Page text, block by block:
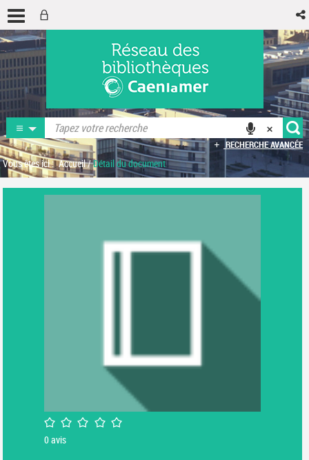
RECHERCHE AVANCÉE
Vous êtes ici : Accueil/Détail du document
/5
0avis